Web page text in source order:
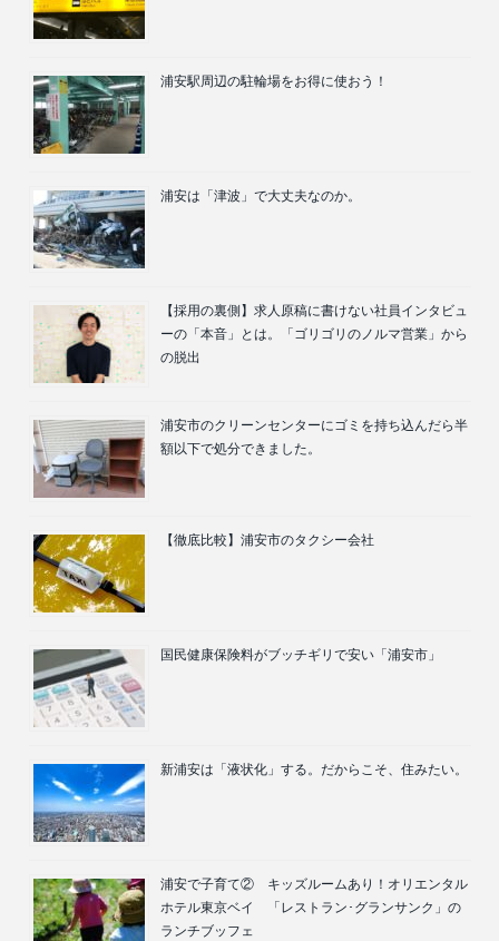
浦安駅周辺の駐輪場をお得に使おう！
浦安は「津波」で大丈夫なのか。
【採用の裏側】求人原稿に書けない社員インタビュ
ーの「本音」とは。「ゴリゴリのノルマ営業」から
の脱出
浦安市のクリーンセンターにゴミを持ち込んだら半
額以下で処分できました。
【徹底比較】浦安市のタクシー会社
国民健康保険料がブッチギリで安い「浦安市」
新浦安は「液状化」する。だからこそ、住みたい。
浦安で子育て② キッズルームあり！オリエンタル
ホテル東京ベイ 「レストラン･グランサンク」の
ランチブッフェ